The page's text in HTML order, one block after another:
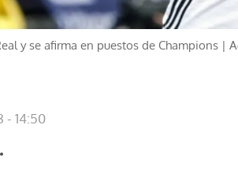
y se afirma en puestos de Champions |
- 14:50